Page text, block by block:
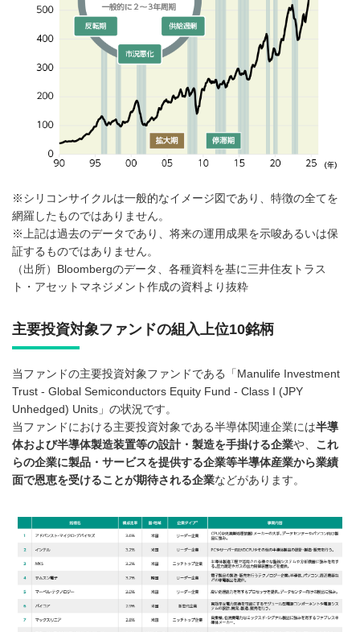
※シリコンサイクルは一般的なイメージ図であり、特徴の全てを
網羅したものではありません。
※上記は過去のデータであり、将来の運用成果を示唆あるいは保
証するものではありません。
（出所）Bloombergのデータ、各種資料を基に三井住友トラス
ト・アセットマネジメント作成の資料より抜粋
主要投資対象ファンドの組入上位10銘柄
当ファンドの主要投資対象ファンドである「Manulife Investment
Trust - Global Semiconductors Equity Fund - Class I (JPY
Unhedged) Units」の状況です。
当ファンドにおける主要投資対象である半導体関連企業には半導
体および半導体製造装置等の設計・製造を手掛ける企業や、 これ
らの企業に製品・サービスを提供する企業等半導体産業から業績
面で恩恵を受けることが期待される企業などがあります。